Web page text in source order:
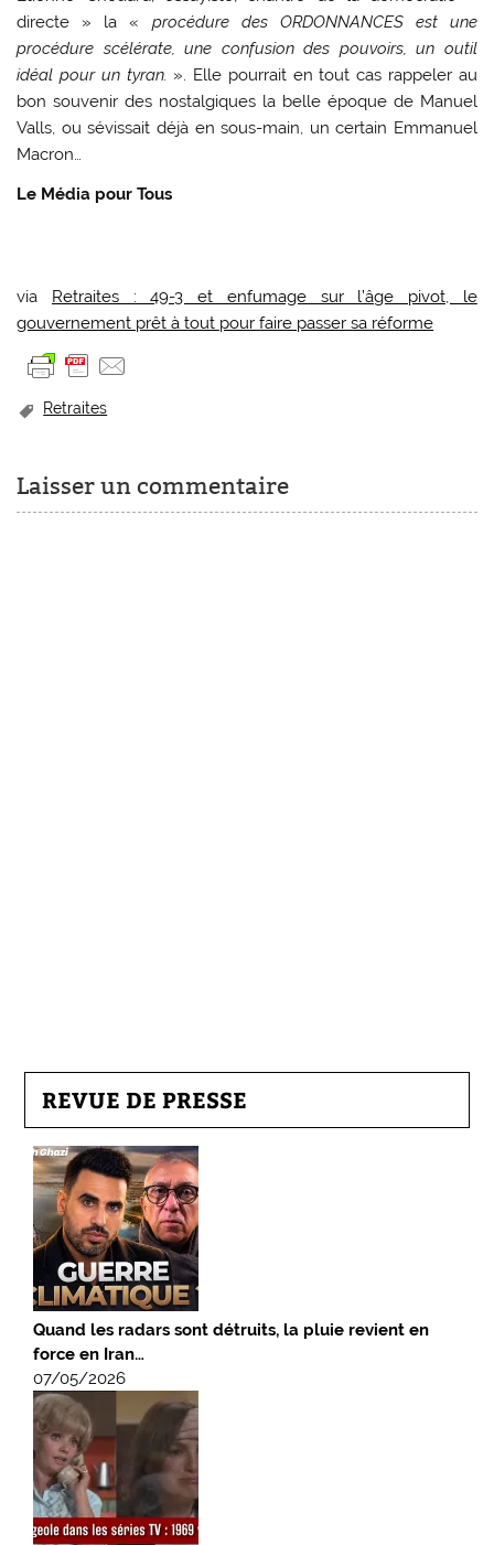
directe » la « procédure des ORDONNANCES est une
procédure scélérate, une confusion des pouvoirs, un outil
idéal pour un tyran. ». Elle pourrait en tout cas rappeler au
bon souvenir des nostalgiques la belle époque de Manuel
Valls, ou sévissait déjà en sous-main, un certain Emmanuel
Macron…
Le Média pour Tous
via Retraites : 49-3 et enfumage sur l’âge pivot, le
gouvernement prêt à tout pour faire passer sa réforme
Retraites
Laisser un commentaire
REVUE DE PRESSE
Quand les radars sont détruits, la pluie revient en
force en Iran…
07/05/2026